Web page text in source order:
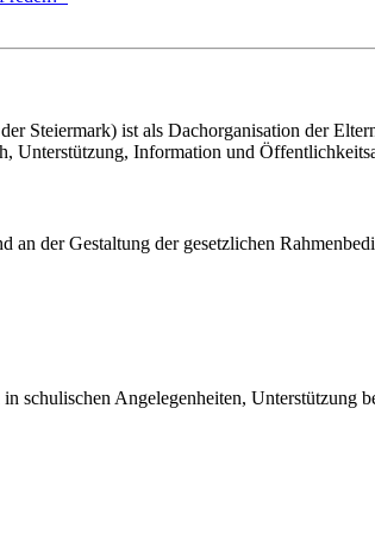
Steiermark) ist als Dachorganisation der
Unterstützung, Information und
der Gestaltung der gesetzlichen
Angelegenheiten, Unterstützung